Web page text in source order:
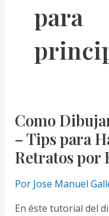
para
Como
– Tips para
Retratos por
Por Jose Manuel
En éste tutorial del